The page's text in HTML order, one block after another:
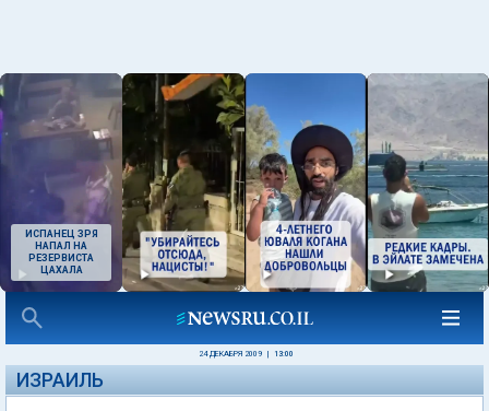
ИСПАНЕЦ ЗРЯ
НАПАЛ НА
РЕЗЕРВИСТА
ЦАХАЛА
24 ДЕКАБРЯ 2009 13:00
ИЗРАИЛЬ